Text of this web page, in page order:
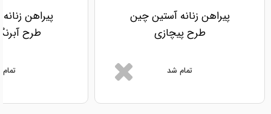
پیراهن زنانه آستین چین
طرح پیچازی
تمام شد
پیراهن
طرح